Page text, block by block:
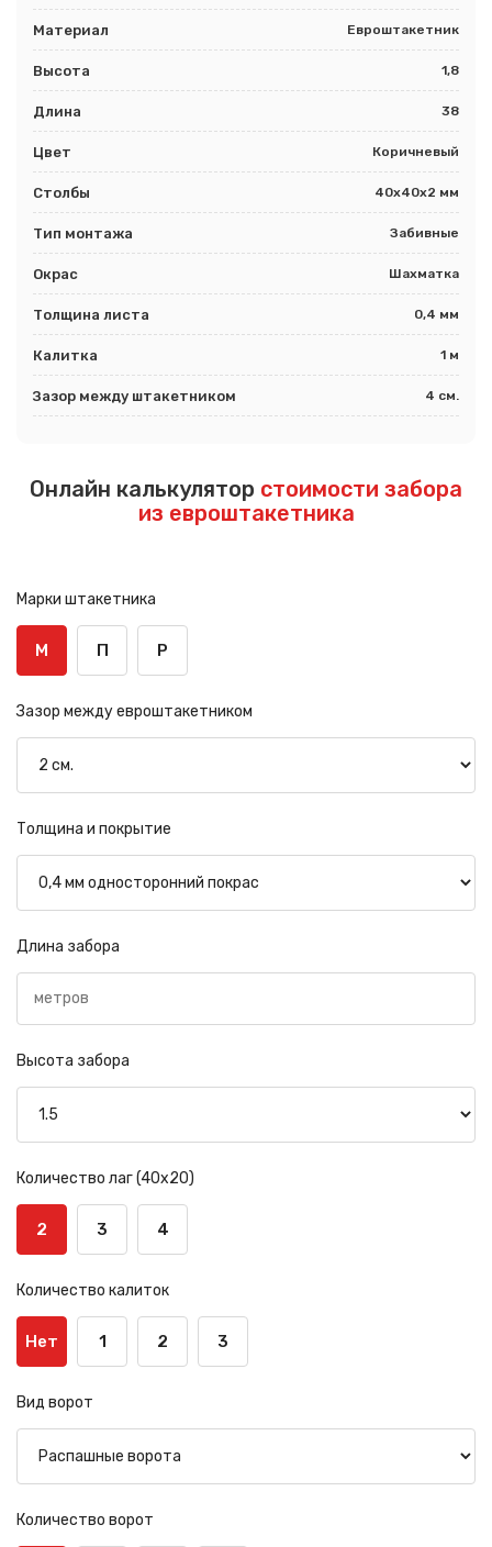
Материал Евроштакетник
Высота 1,8
Длина 38
Цвет Коричневый
Столбы 40х40х2 мм
Тип монтажа Забивные
Окрас Шахматка
Толщина листа 0,4 мм
Калитка 1 м
Зазор между штакетником 4 см.
Онлайн калькулятор стоимости забора
из евроштакетника
Марки штакетника
М П Р
Зазор между евроштакетником
Толщина и покрытие
Длина забора
Высота забора
Количество лаг (40х20)
2 3 4
Количество калиток
Нет 1 2 3
Вид ворот
Количество ворот